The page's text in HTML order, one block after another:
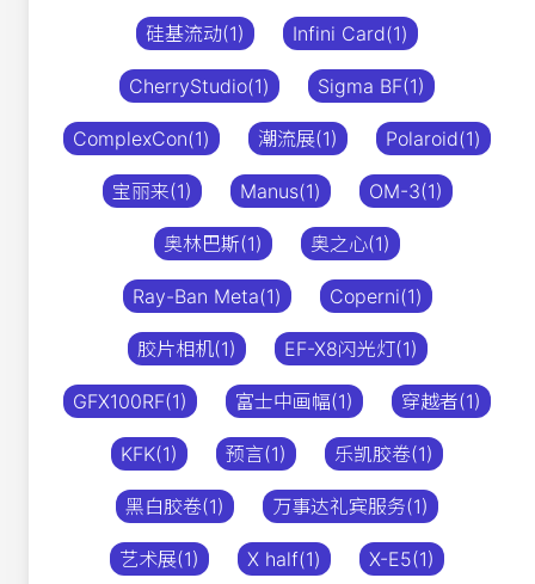
硅基流动(1) Infini Card(1)
CherryStudio(1) Sigma BF(1)
ComplexCon(1) 潮流展(1) Polaroid(1)
宝丽来(1) Manus(1) OM-3(1)
奥林巴斯(1) 奥之心(1)
Ray-Ban Meta(1) Coperni(1)
胶片相机(1) EF-X8闪光灯(1)
GFX100RF(1) 富士中画幅(1) 穿越者(1)
KFK(1) 预言(1) 乐凯胶卷(1)
黑白胶卷(1) 万事达礼宾服务(1)
艺术展(1) X half(1) X-E5(1)